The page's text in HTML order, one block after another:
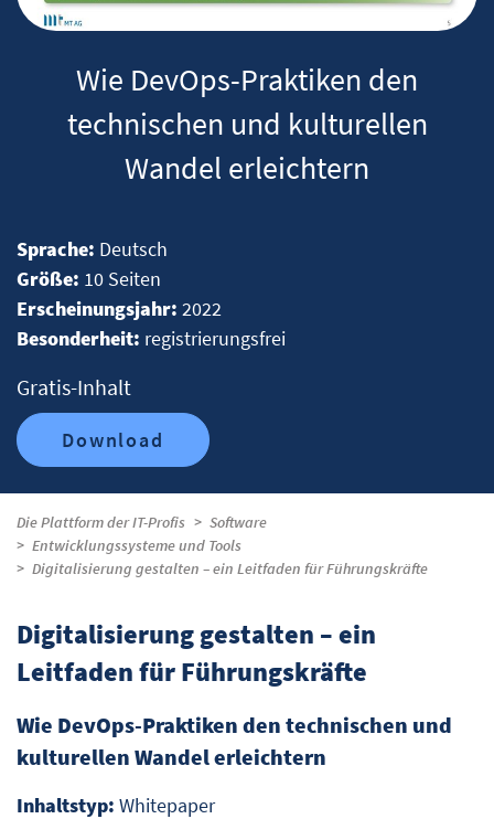
Wie DevOps-Praktiken den
technischen und kulturellen
Wandel erleichtern
Sprache: Deutsch
Größe: 10 Seiten
Erscheinungsjahr: 2022
Besonderheit: registrierungsfrei
Gratis-Inhalt
Download
Die Plattform der IT-Profis
Software
Entwicklungssysteme und Tools
Digitalisierung gestalten – ein Leitfaden für Führungskräfte
Digitalisierung gestalten – ein
Leitfaden für Führungskräfte
Wie DevOps-Praktiken den technischen und
kulturellen Wandel erleichtern
Inhaltstyp: Whitepaper